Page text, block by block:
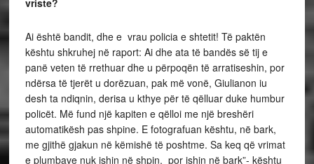
vriste?
Ai është bandit, dhe e vrau policia e shtetit! Të paktën
kështu shkruhej në raport: Ai dhe ata të bandës së tij e
panë veten të rrethuar dhe u përpoqën të arratiseshin, por
ndërsa të tjerët u dorëzuan, pak më vonë, Giulianon iu
desh ta ndiqnin, derisa u kthye për të qëlluar duke humbur
policët. Më fund një kapiten e qëlloi me një breshëri
automatikësh pas shpine. E fotografuan kështu, në bark,
me gjithë gjakun në këmishë të poshtme. Sa keq që vrimat
e plumbave nuk ishin në shpin, por ishin në bark”- kështu